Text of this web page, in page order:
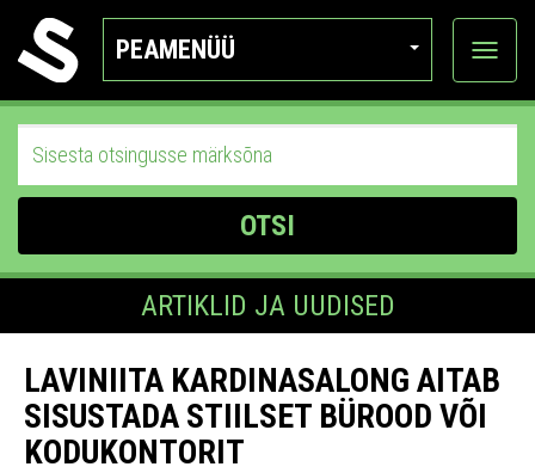
PEAMENÜÜ
Ava
OTSI
ARTIKLID JA UUDISED
LAVINIITA KARDINASALONG AITAB
SISUSTADA STIILSET BÜROOD VÕI
KODUKONTORIT